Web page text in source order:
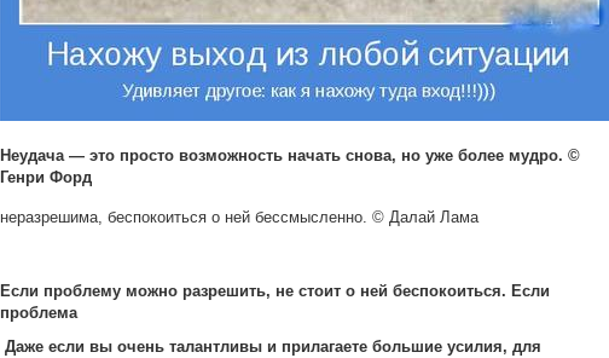
Неудача — это просто возможность начать снова, но уже более мудро. ©
Генри Форд
неразрешима, беспокоиться о ней бессмысленно. © Далай Лама
Если проблему можно разрешить, не стоит о ней беспокоиться. Если
проблема
Даже если вы очень талантливы и прилагаете большие усилия, для